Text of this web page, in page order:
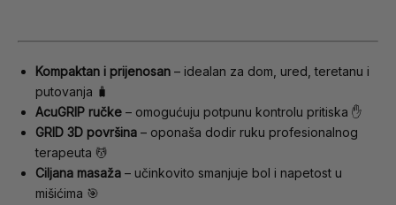
Kompaktan i prijenosan – idealan za dom, ured, teretanu i
putovanja 🧳
AcuGRIP ručke – omogućuju potpunu kontrolu pritiska ✋
GRID 3D površina – oponaša dodir ruku profesionalnog
terapeuta 💆
Ciljana masaža – učinkovito smanjuje bol i napetost u
mišićima 🎯